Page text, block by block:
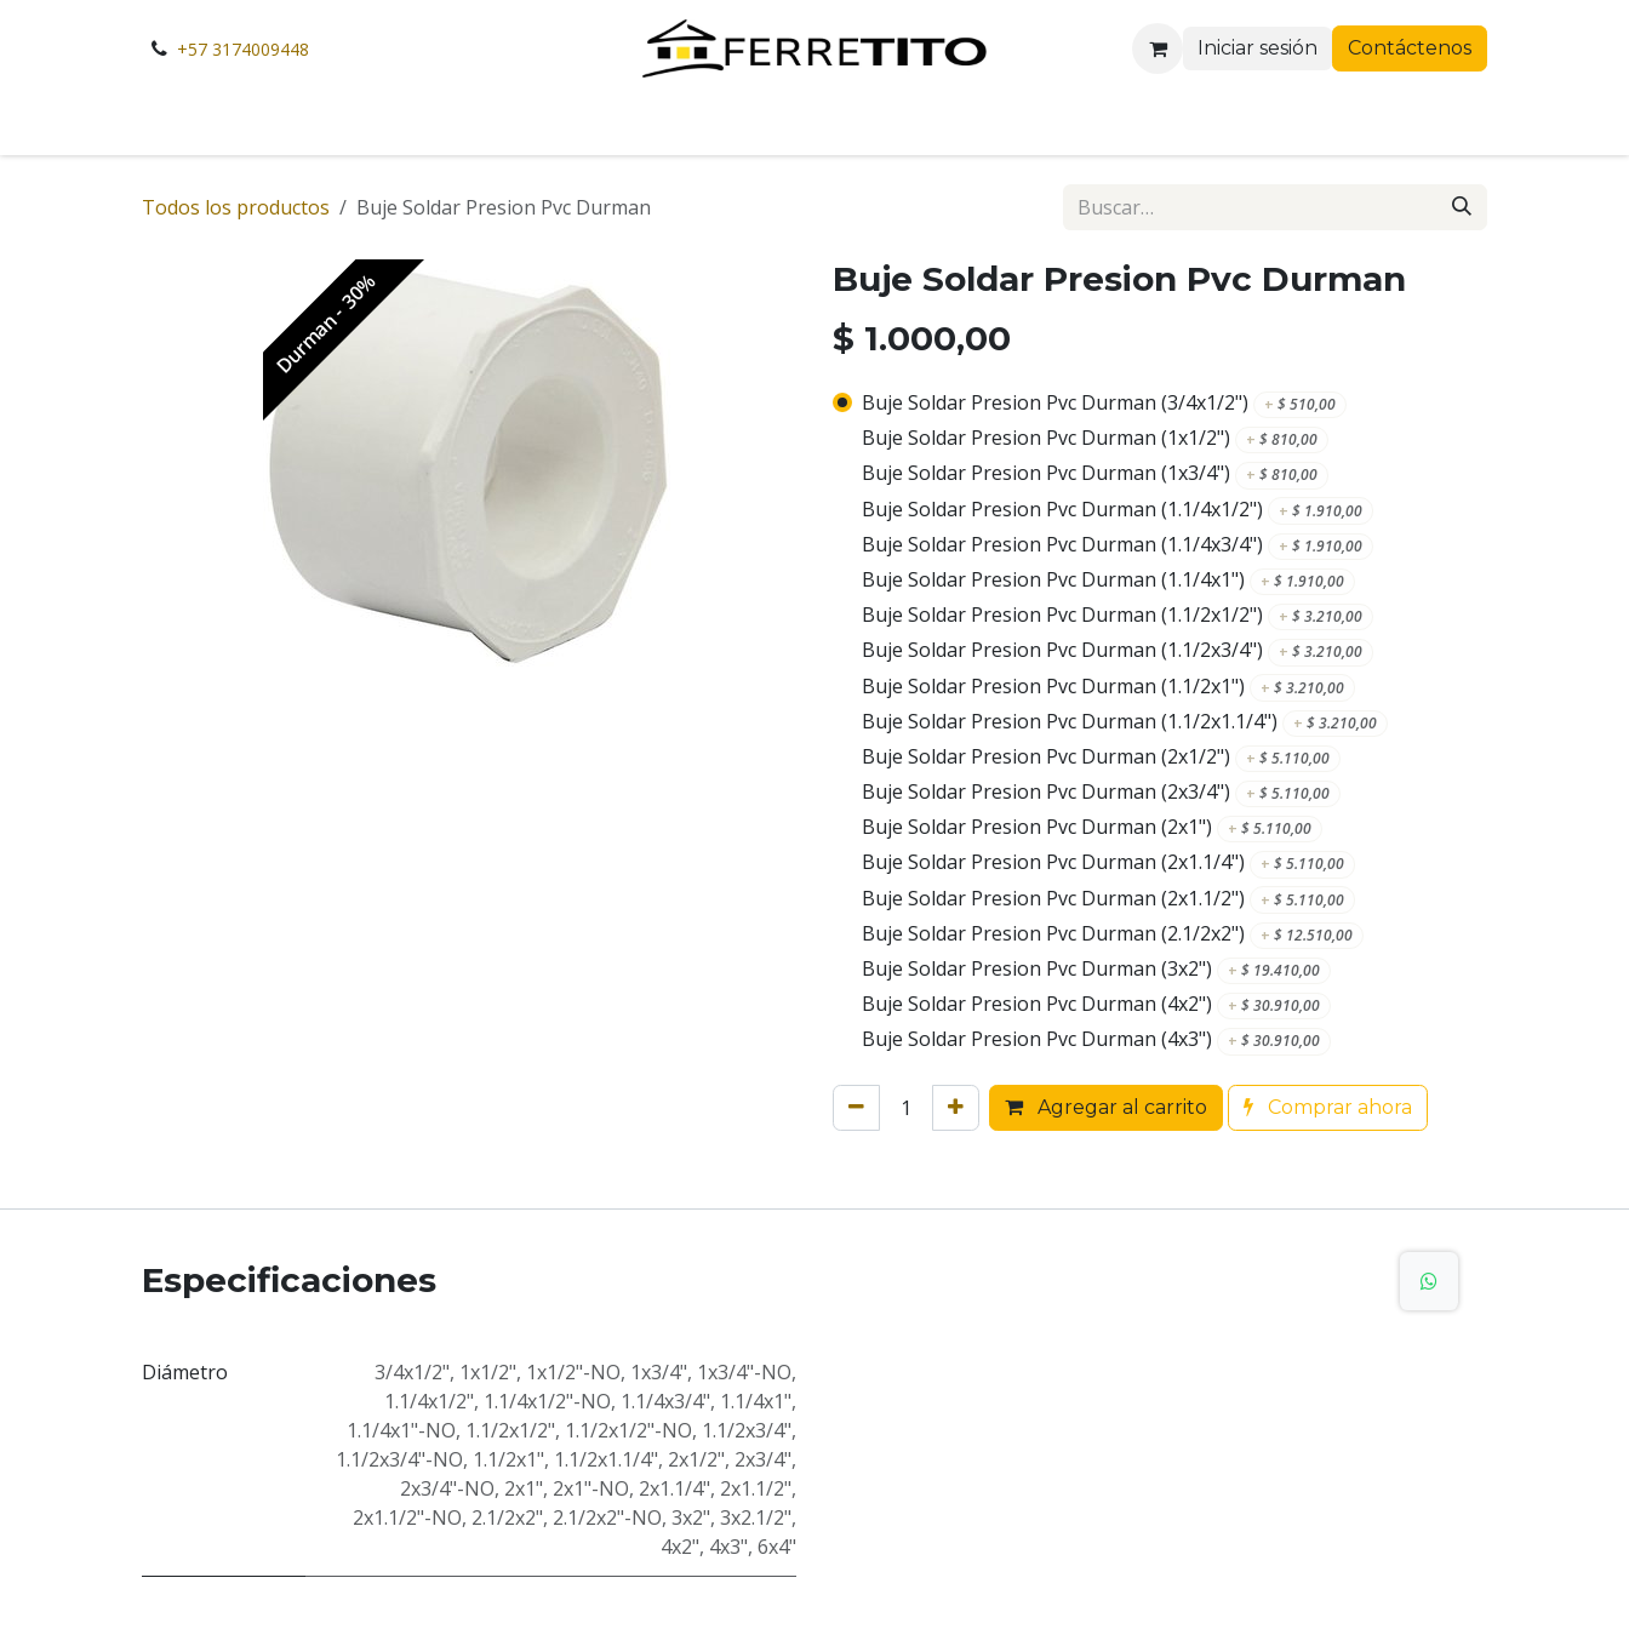
+57 3174009448
Iniciar sesión Contáctenos
Todos los productos Buje Soldar Presion Pvc Durman
Durman - 30%
Buje Soldar Presion Pvc Durman
$ 1.000,00
Buje Soldar Presion Pvc Durman (3/4x1/2") + $510,00
Buje Soldar Presion Pvc Durman (1x1/2") + $810,00
Buje Soldar Presion Pvc Durman (1x3/4") + $810,00
Buje Soldar Presion Pvc Durman (1.1/4x1/2") + $ 1.910,00
Buje Soldar Presion Pvc Durman (1.1/4x3/4") + $ 1.910,00
Buje Soldar Presion Pvc Durman (1.1/4x1") + $ 1.910,00
Buje Soldar Presion Pvc Durman (1.1/2x1/2") + $3.210,00
Buje Soldar Presion Pvc Durman (1.1/2x3/4") + $3.210,00
Buje Soldar Presion Pvc Durman (1.1/2x1") + $3.210,00
Buje Soldar Presion Pvc Durman (1.1/2x1.1/4") + $3.210,00
Buje Soldar Presion Pvc Durman (2x1/2") + $5.110,00
Buje Soldar Presion Pvc Durman (2x3/4") + $5.110,00
Buje Soldar Presion Pvc Durman (2x1") + $5.110,00
Buje Soldar Presion Pvc Durman (2x1.1/4") + $5.110,00
Buje Soldar Presion Pvc Durman (2x1.1/2") + $5.110,00
Buje Soldar Presion Pvc Durman (2.1/2x2") + $ 12.510,00
Buje Soldar Presion Pvc Durman (3x2") + $ 19.410,00
Buje Soldar Presion Pvc Durman (4x2") + $30.910,00
Buje Soldar Presion Pvc Durman (4x3") + $30.910,00
Agregar al carrito Comprar ahora
Especificaciones
Diámetro 3/4x1/2", 1x1/2", 1x1/2"-NO, 1x3/4", 1x3/4"-NO,
1.1/4x1/2", 1.1/4x1/2"-NO, 1.1/4x3/4", 1.1/4x1",
1.1/4x1"-NO, 1.1/2x1/2", 1.1/2x1/2"-NO, 1.1/2x3/4",
1.1/2x3/4"-NO, 1.1/2x1", 1.1/2x1.1/4", 2x1/2", 2x3/4",
2x3/4"-NO, 2x1", 2x1"-NO, 2x1.1/4", 2x1.1/2",
2x1.1/2"-NO, 2.1/2x2", 2.1/2x2"-NO, 3x2", 3x2.1/2",
4x2", 4x3", 6x4"